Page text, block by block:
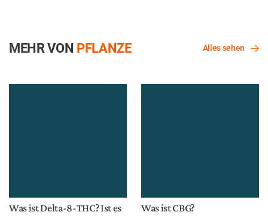
MEHR VON PFLANZE Alles sehen
Was ist Delta-8-THC? Ist es
Was ist CBG?